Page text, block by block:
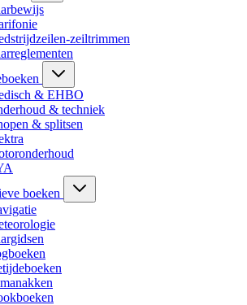
zeiltrimmen
& EHBO
& techniek
& splitsen
boeken